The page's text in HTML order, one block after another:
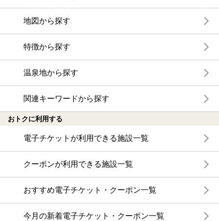
地図から探す
特徴から探す
温泉地から探す
関連キーワードから探す
おトクに利用する
電子チケットが利用できる施設一覧
クーポンが利用できる施設一覧
おすすめ電子チケット・クーポン一覧
今月の新着電子チケット・クーポン一覧